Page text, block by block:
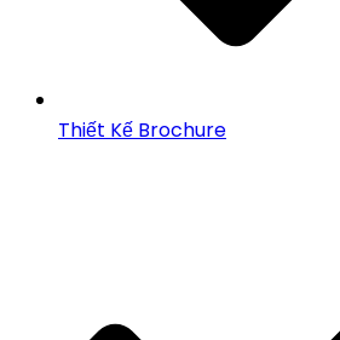
Thiết Kế Brochure